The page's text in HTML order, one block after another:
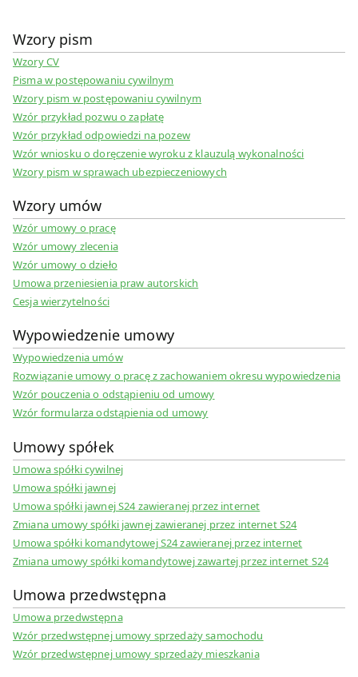
Wzory pism
Wzory CV
Pisma w postępowaniu cywilnym
Wzory pism w postępowaniu cywilnym
Wzór przykład pozwu o zapłatę
Wzór przykład odpowiedzi na pozew
Wzór wniosku o doręczenie wyroku z klauzulą wykonalności
Wzory pism w sprawach ubezpieczeniowych
Wzory umów
Wzór umowy o pracę
Wzór umowy zlecenia
Wzór umowy o dzieło
Umowa przeniesienia praw autorskich
Cesja wierzytelności
Wypowiedzenie umowy
Wypowiedzenia umów
Rozwiązanie umowy o pracę z zachowaniem okresu wypowiedzenia
Wzór pouczenia o odstąpieniu od umowy
Wzór formularza odstąpienia od umowy
Umowy spółek
Umowa spółki cywilnej
Umowa spółki jawnej
Umowa spółki jawnej S24 zawieranej przez internet
Zmiana umowy spółki jawnej zawieranej przez internet S24
Umowa spółki komandytowej S24 zawieranej przez internet
Zmiana umowy spółki komandytowej zawartej przez internet S24
Umowa przedwstępna
Umowa przedwstępna
Wzór przedwstępnej umowy sprzedaży samochodu
Wzór przedwstępnej umowy sprzedaży mieszkania